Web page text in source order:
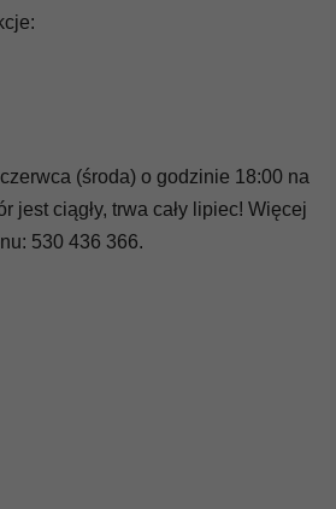
(środa) o godzinie 18:00 na
jest ciągły, trwa cały lipiec! Więcej
530 436 366.